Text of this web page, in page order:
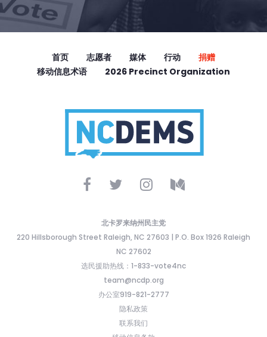
首页 志愿者 媒体 行动
捐赠
移动信息术语
2026 Precinct Organization
北卡罗来纳州民主党
220 Hillsborough Street Raleigh, NC 27603 | P.O. Box 1926 Raleigh
NC 27602
选民援助热线：1-833-vote4nc
team@ncdp.org
办公室919-821-2777
隐私政策
联系我们